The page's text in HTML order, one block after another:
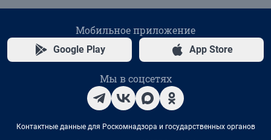
Мобильное приложение
Google Play App Store
Мы в соцсетях
Контактные данные для Роскомнадзора и государственных органов